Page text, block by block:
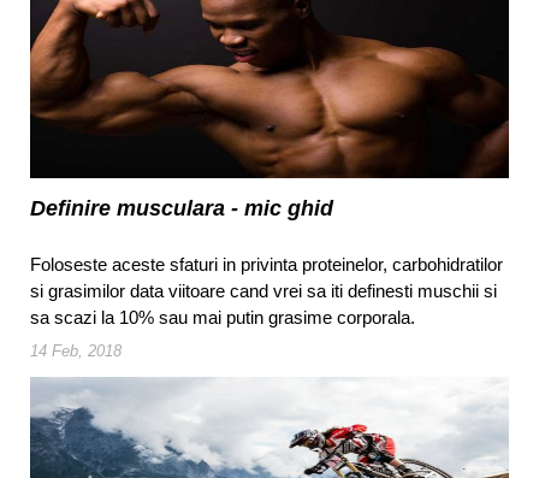
Definire musculara - mic ghid
Foloseste aceste sfaturi in privinta proteinelor, carbohidratilor
si grasimilor data viitoare cand vrei sa iti definesti muschii si
sa scazi la 10% sau mai putin grasime corporala.
14 Feb, 2018